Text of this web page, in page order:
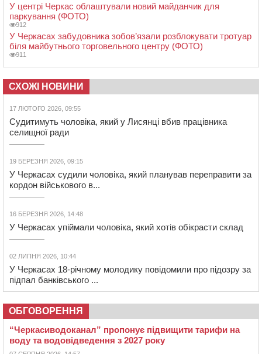
У центрі Черкас облаштували новий майданчик для
паркування (ФОТО)
912
У Черкасах забудовника зобов’язали розблокувати тротуар
біля майбутнього торговельного центру (ФОТО)
911
СХОЖІ НОВИНИ
17 ЛЮТОГО 2026, 09:55
Судитимуть чоловіка, який у Лисянці вбив працівника
селищної ради
19 БЕРЕЗНЯ 2026, 09:15
У Черкасах судили чоловіка, який планував переправити за
кордон військового в...
16 БЕРЕЗНЯ 2026, 14:48
У Черкасах упіймали чоловіка, який хотів обікрасти склад
02 ЛИПНЯ 2026, 10:44
У Черкасах 18-річному молодику повідомили про підозру за
підпал банківського ...
ОБГОВОРЕННЯ
“Черкасиводоканал” пропонує підвищити тарифи на
воду та водовідведення з 2027 року